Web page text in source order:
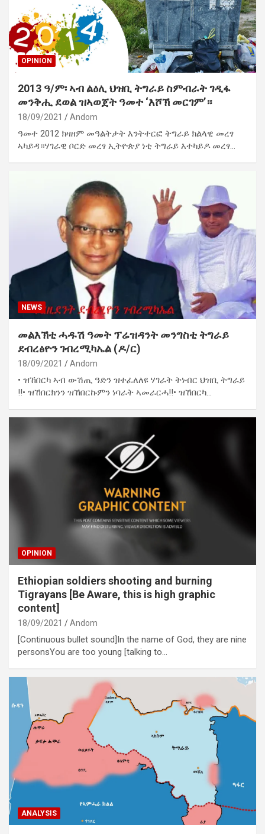
OPINION
2013 ዓ/ም፡ ኣብ ልዕሊ ህዝቢ ትግራይ ስምብራት ገዲፋ
መንቅሒ ደወል ዝኣወጀት ዓመተ ‘እሾኽ መርገም’።
18/09/2021 Andom
ዓመተ 2012 ክዛዘም መዓልትታት እንትተርፎ ትግራይ ክልላዊ መረፃ
ኣካይዳ።ሃገራዊ ቦርድ መረፃ ኢትዮጵያ ነቲ ትግራይ እተካይዶ መረፃ…
NEWS
መልእኽቲ ሓዱሽ ዓመት ፕሬዝዳንት መንግስቲ ትግራይ
ደብረፅዮን ገብረሚካኤል (ዶ/ር)
18/09/2021 Andom
• ዝኸበርካ ኣብ ውሽጢ ዓድን ዝተፈለለዩ ሃገራት ትነብር ህዝቢ ትግራይ
!!• ዝኸበርክንን ዝኸበርኩምን ነባራት ኣመራርሓ!!• ዝኸበርካ…
OPINION
Ethiopian soldiers shooting and burning
Tigrayans [Be Aware, this is high graphic
content]
18/09/2021 Andom
[Continuous bullet sound]In the name of God, they are nine
personsYou are too young [talking to…
ANALYSIS